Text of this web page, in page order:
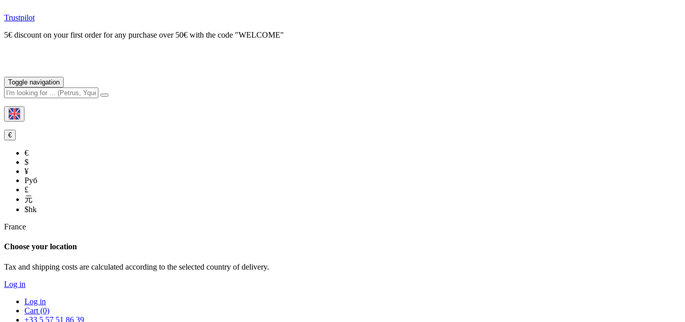
Trustpilot
5€ discount on your first order for any purchase over 50€ with the code "WELCOME"
Toggle navigation
€
€
$
¥
Руб
£
元
$hk
France
Choose your location
Tax and shipping costs are calculated according to the selected country of delivery.
Log in
Log in
Cart (0)
+33 5 57 51 86 39